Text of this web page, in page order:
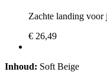
Zachte landing voor
€ 26,49
Inhoud: Soft Beige